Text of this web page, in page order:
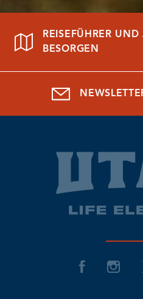
REISEFÜHRER
BESORGEN